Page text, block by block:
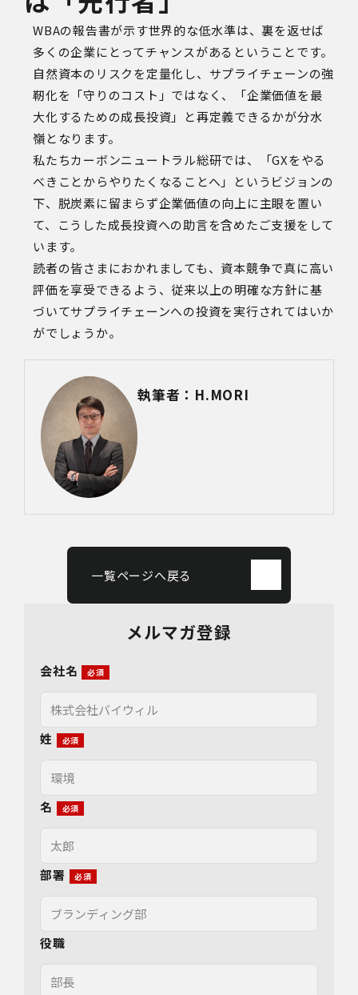
WBAの報告書が示す世界的な低水準は、裏を返せば
多くの企業にとってチャンスがあるということです。
自然資本のリスクを定量化し、サプライチェーンの強
靭化を「守りのコスト」ではなく、「企業価値を最
大化するための成長投資」と再定義できるかが分水
嶺となります。
私たちカーボンニュートラル総研では、「GXをやる
べきことからやりたくなることへ」というビジョンの
下、脱炭素に留まらず企業価値の向上に主眼を置い
て、こうした成長投資への助言を含めたご支援をして
います。
読者の皆さまにおかれましても、資本競争で真に高い
評価を享受できるよう、従来以上の明確な方針に基
づいてサプライチェーンへの投資を実行されてはいか
がでしょうか。
執筆者：H.MORI
一覧ページへ戻る
メルマガ登録
会社名
姓
名
部署
役職